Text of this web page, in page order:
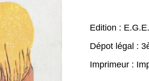
Edition : E.G.E.
Dépot légal :
Imprimeur :